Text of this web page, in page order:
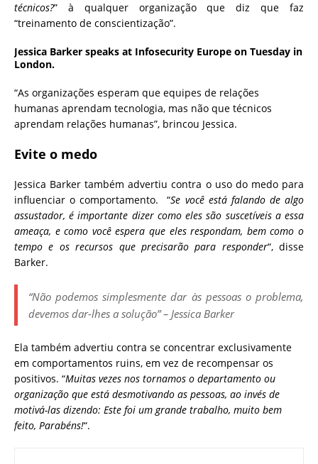
técnicos?” à qualquer organização que diz que faz
“treinamento de conscientização”.
Jessica Barker speaks at Infosecurity Europe on Tuesday in
London.
“As organizações esperam que equipes de relações
humanas aprendam tecnologia, mas não que técnicos
aprendam relações humanas”, brincou Jessica.
Evite o medo
Jessica Barker também advertiu contra o uso do medo para
influenciar o comportamento. “Se você está falando de algo
assustador, é importante dizer como eles são suscetíveis a essa
ameaça, e como você espera que eles respondam, bem como o
tempo e os recursos que precisarão para responder“, disse
Barker.
“Não podemos simplesmente dar às pessoas o problema,
devemos dar-lhes a solução” – Jessica Barker
Ela também advertiu contra se concentrar exclusivamente
em comportamentos ruins, em vez de recompensar os
positivos. “Muitas vezes nos tornamos o departamento ou
organização que está desmotivando as pessoas, ao invés de
motivá-las dizendo: Este foi um grande trabalho, muito bem
feito, Parabéns!“.